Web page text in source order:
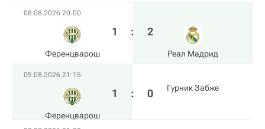
08.08.2026 20:00
Ференцварош
1 : 2
Реал Мадрид
05.08.2026 21:15
Ференцварош
1 : 0 Гурник Забже